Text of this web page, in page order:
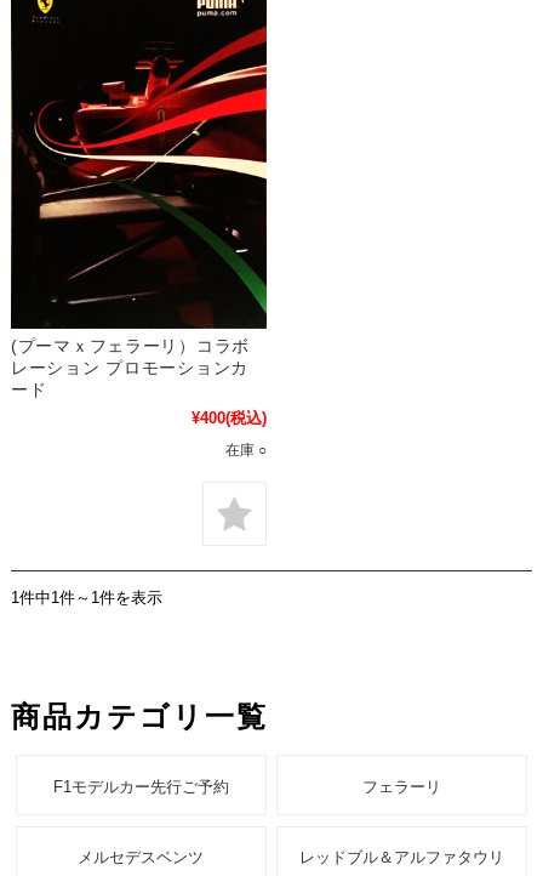
(プーマｘフェラーリ）コラボ
レーション プロモーションカ
ード
¥400(税込)
在庫 ○
1件中1件～1件を表示
商品カテゴリ一覧
F1モデルカー先行ご予約 フェラーリ
メルセデスベンツ レッドブル＆アルファタウリ